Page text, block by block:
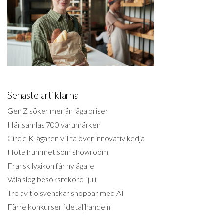
Senaste artiklarna
Gen Z söker mer än låga priser
Här samlas 700 varumärken
Circle K-ägaren vill ta över innovativ kedja
Hotellrummet som showroom
Fransk lyxikon får ny ägare
Väla slog besöksrekord i juli
Tre av tio svenskar shoppar med AI
Färre konkurser i detaljhandeln